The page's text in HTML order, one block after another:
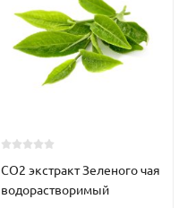
CO2 экстракт Зеленого чая
водорастворимый